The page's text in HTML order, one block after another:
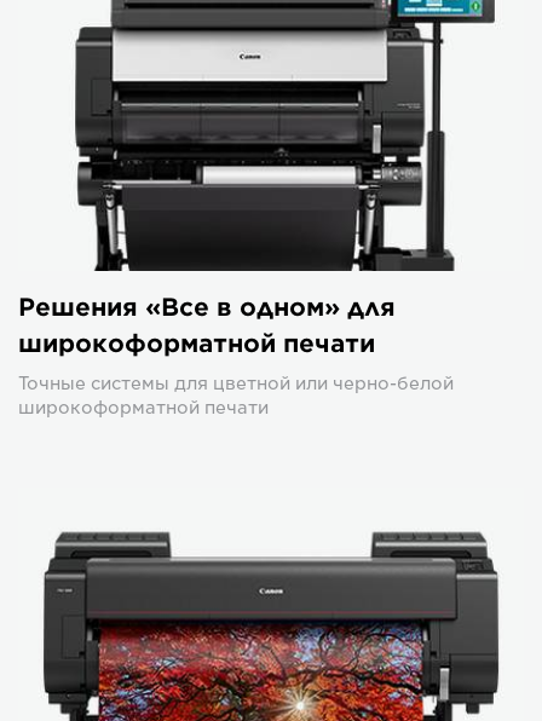
Решения «Все в одном» для
широкоформатной печати
Точные системы для цветной или черно-белой
широкоформатной печати